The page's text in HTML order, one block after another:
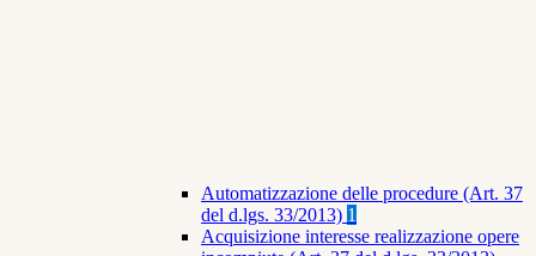
Automatizzazione delle procedure (Art. 37
del d.lgs. 33/2013) 1
Acquisizione interesse realizzazione opere